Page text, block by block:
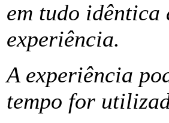
em tudo
experiência.
A experiência
tempo for